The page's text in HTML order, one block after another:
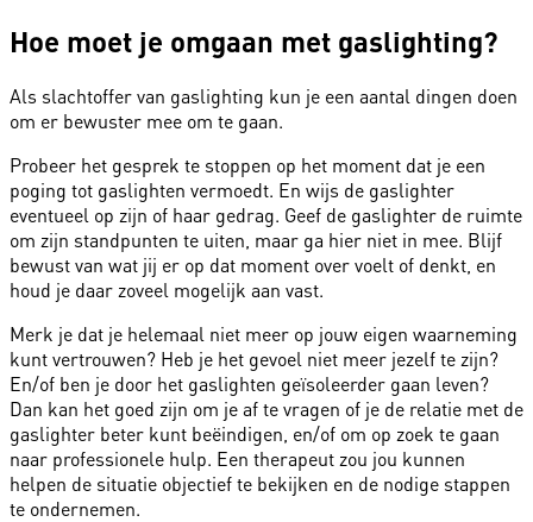
Hoe moet je omgaan met gaslighting?
Als slachtoffer van gaslighting kun je een aantal dingen doen
om er bewuster mee om te gaan.
Probeer het gesprek te stoppen op het moment dat je een
poging tot gaslighten vermoedt. En wijs de gaslighter
eventueel op zijn of haar gedrag. Geef de gaslighter de ruimte
om zijn standpunten te uiten, maar ga hier niet in mee. Blijf
bewust van wat jij er op dat moment over voelt of denkt, en
houd je daar zoveel mogelijk aan vast.
Merk je dat je helemaal niet meer op jouw eigen waarneming
kunt vertrouwen? Heb je het gevoel niet meer jezelf te zijn?
En/of ben je door het gaslighten geïsoleerder gaan leven?
Dan kan het goed zijn om je af te vragen of je de relatie met de
gaslighter beter kunt beëindigen, en/of om op zoek te gaan
naar professionele hulp. Een therapeut zou jou kunnen
helpen de situatie objectief te bekijken en de nodige stappen
te ondernemen.